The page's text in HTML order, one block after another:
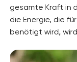
gesamte Kraft in
die Energie, die
benötigt wird,